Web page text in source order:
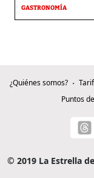
GASTRONOMÍA
¿Quiénes somos?
Puntos
© 2019 La Estrella